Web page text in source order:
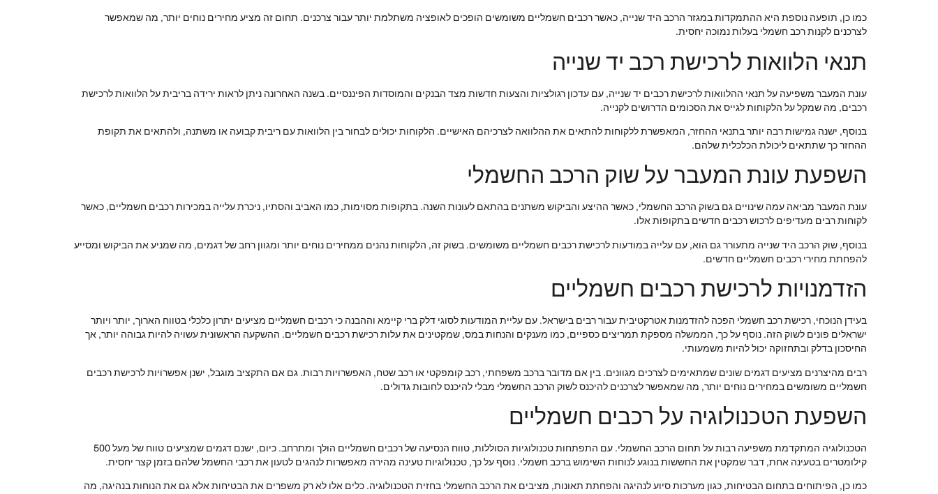
כמו כן, תופעה נוספת היא ההתמקדות במגזר הרכב היד שנייה, כאשר רכבים חשמליים משומשים הופכים לאופציה משתלמת יותר עבור צרכנים. תחום זה מציע מחירים נוחים יותר, מה שמאפשר
לצרכנים לקנות רכב חשמלי בעלות נמוכה יחסית.
תנאי הלוואות לרכישת רכב יד שנייה
עונת המעבר משפיעה על תנאי ההלוואות לרכישת רכבים יד שנייה, עם עדכון רגולציות והצעות חדשות מצד הבנקים והמוסדות הפיננסיים. בשנה האחרונה ניתן לראות ירידה בריבית על הלוואות לרכישת
רכבים, מה שמקל על הלקוחות לגייס את הסכומים הדרושים לקנייה.
בנוסף, ישנה גמישות רבה יותר בתנאי ההחזר, המאפשרת ללקוחות להתאים את ההלוואה לצרכיהם האישיים. הלקוחות יכולים לבחור בין הלוואות עם ריבית קבועה או משתנה, ולהתאים את תקופת
ההחזר כך שתתאים ליכולת הכלכלית שלהם.
השפעת עונת המעבר על שוק הרכב החשמלי
עונת המעבר מביאה עמה שינויים גם בשוק הרכב החשמלי, כאשר ההיצע והביקוש משתנים בהתאם לעונות השנה. בתקופות מסוימות, כמו האביב והסתיו, ניכרת עלייה במכירות רכבים חשמליים, כאשר
לקוחות רבים מעדיפים לרכוש רכבים חדשים בתקופות אלו.
בנוסף, שוק הרכב היד שנייה מתעורר גם הוא, עם עלייה במודעות לרכישת רכבים חשמליים משומשים. בשוק זה, הלקוחות נהנים ממחירים נוחים יותר ומגוון רחב של דגמים, מה שמניע את הביקוש ומסייע
להפחתת מחירי רכבים חשמליים חדשים.
הזדמנויות לרכישת רכבים חשמליים
בעידן הנוכחי, רכישת רכב חשמלי הפכה להזדמנות אטרקטיבית עבור רבים בישראל. עם עליית המודעות לסוגי דלק ברי קיימא וההבנה כי רכבים חשמליים מציעים יתרון כלכלי בטווח הארוך, יותר ויותר
ישראלים פונים לשוק הזה. נוסף על כך, הממשלה מספקת תמריצים כספיים, כמו מענקים והנחות במס, שמקטינים את עלות רכישת רכבים חשמליים. ההשקעה הראשונית עשויה להיות גבוהה יותר, אך
החיסכון בדלק ובתחזוקה יכול להיות משמעותי.
רבים מהיצרנים מציעים דגמים שונים שמתאימים לצרכים מגוונים. בין אם מדובר ברכב משפחתי, רכב קומפקטי או רכב שטח, האפשרויות רבות. גם אם התקציב מוגבל, ישנן אפשרויות לרכישת רכבים
חשמליים משומשים במחירים נוחים יותר, מה שמאפשר לצרכנים להיכנס לשוק הרכב החשמלי מבלי להיכנס לחובות גדולים.
השפעת הטכנולוגיה על רכבים חשמליים
הטכנולוגיה המתקדמת משפיעה רבות על תחום הרכב החשמלי. עם התפתחות טכנולוגיות הסוללות, טווח הנסיעה של רכבים חשמליים הולך ומתרחב. כיום, ישנם דגמים שמציעים טווח של מעל 500
קילומטרים בטעינה אחת, דבר שמקטין את החששות בנוגע לנוחות השימוש ברכב חשמלי. נוסף על כך, טכנולוגיות טעינה מהירה מאפשרות לנהגים לטעון את רכבי החשמל שלהם בזמן קצר יחסית.
כמו כן, הפיתוחים בתחום הבטיחות, כגון מערכות סיוע לנהיגה והפחתת תאונות, מציבים את הרכב החשמלי בחזית הטכנולוגיה. כלים אלו לא רק משפרים את הבטיחות אלא גם את הנוחות בנהיגה, מה